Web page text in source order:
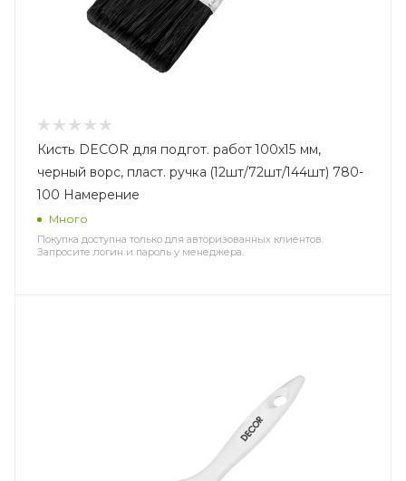
Кисть DECOR для подгот. работ 100х15 мм,
черный ворс, пласт. ручка (12шт/72шт/144шт) 780-
100 Намерение
Много
Покупка доступна только для авторизованных клиентов.
Запросите логин и пароль у менеджера.